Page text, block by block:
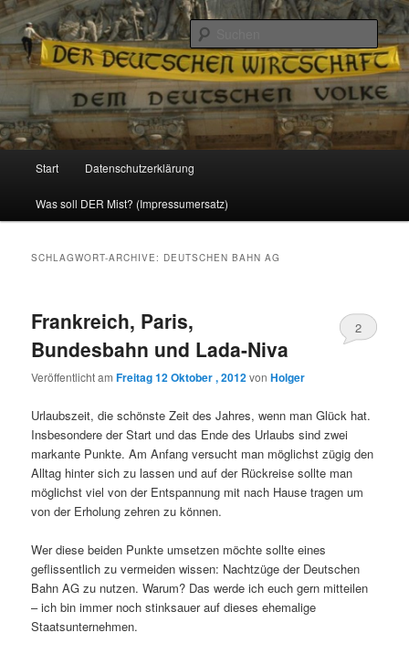
Reizzentrum
Politik, Wirtschaft, Soziales und Gesellschaft
Zum
Inhalt
Zum
sekundären
Start Datenschutzerklärung
Was soll DER Mist? (Impressumersatz)
SCHLAGWORT-ARCHIVE: DEUTSCHEN BAHN AG
Frankreich, Paris,
Bundesbahn und Lada-Niva
Veröffentlicht amFreitag 12 Oktober , 2012vonHolger
2
Urlaubszeit, die schönste Zeit des Jahres, wenn man Glück hat.
Insbesondere der Start und das Ende des Urlaubs sind zwei
markante Punkte. Am Anfang versucht man möglichst zügig den
Alltag hinter sich zu lassen und auf der Rückreise sollte man
möglichst viel von der Entspannung mit nach Hause tragen um
von der Erholung zehren zu können.
Wer diese beiden Punkte umsetzen möchte sollte eines
geflissentlich zu vermeiden wissen: Nachtzüge der Deutschen
Bahn AG zu nutzen. Warum? Das werde ich euch gern mitteilen
– ich bin immer noch stinksauer auf dieses ehemalige
Staatsunternehmen.